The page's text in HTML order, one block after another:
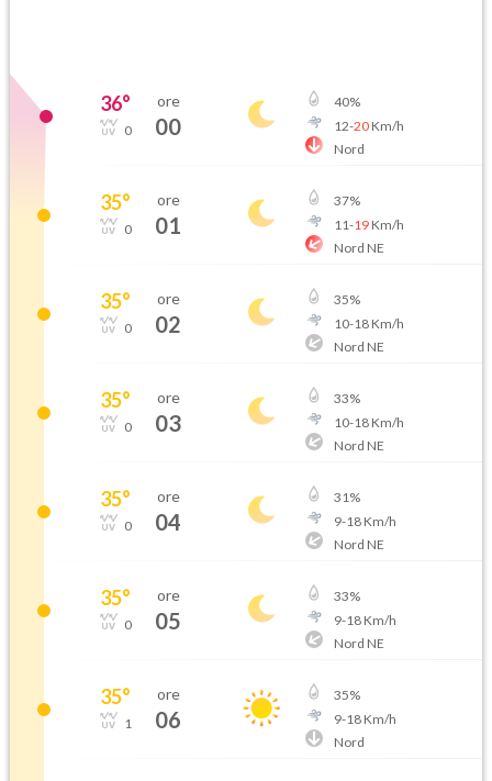
36°
0
ore
00
40%
12-20Km/h
Nord
35°
0
ore
01
37%
11-19Km/h
Nord NE
35°
0
ore
02
35%
10-18Km/h
Nord NE
35°
0
ore
03
33%
10-18Km/h
Nord NE
35°
0
ore
04
31%
9-18Km/h
Nord NE
35°
0
ore
05
33%
9-18Km/h
Nord NE
35°
1
ore
06
35%
9-18Km/h
Nord